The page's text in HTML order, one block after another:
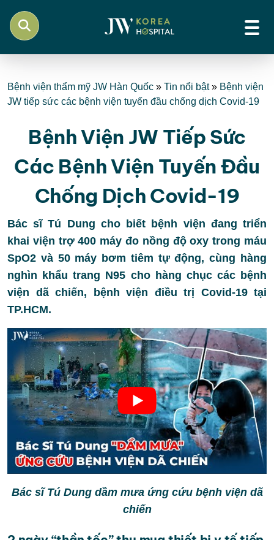
Bệnh viện thẩm mỹ JW Hàn Quốc » Tin nổi bật» Bệnh viện
JW tiếp sức các bệnh viện tuyến đầu chống dịch Covid-19
Bệnh Viện JW Tiếp Sức
Các Bệnh Viện Tuyến Đầu
Chống Dịch Covid-19
Bác sĩ Tú Dung cho biết bệnh viện đang triển
khai viện trợ 400 máy đo nồng độ oxy trong máu
SpO2 và 50 máy bơm tiêm tự động, cùng hàng
nghìn khẩu trang N95 cho hàng chục các bệnh
viện dã chiến, bệnh viện điều trị Covid-19 tại
TP.HCM.
Bác sĩ Tú Dung dầm mưa ứng cứu bệnh viện dã
chiến